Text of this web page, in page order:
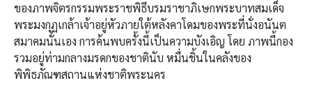
ของภาพจิตรกรรมพระราชพิธีบรมราชาภิเษกพระบาทสมเด็จ
พระมงกุฏเกล้าเจ้าอยู่หัวภายใต้หลังคาโดมของพระที่นั่งอนันต
สมาคมนั่นเอง การค้นพบครั้งนี้เป็นความบังเอิญ โดย ภาพนี้กอง
รวมอยู่ท่ามกลางมรดกของชาตินับ หมื่นชิ้นในคลังของ
พิพิธภัณฑสถานแห่งชาติพระนคร